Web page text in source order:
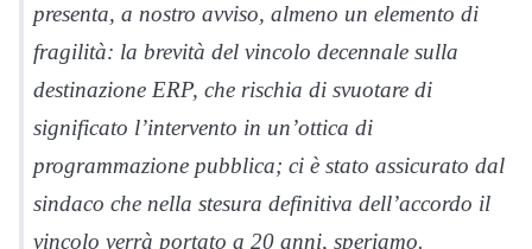
presenta, a nostro avviso, almeno un elemento di
fragilità: la brevità del vincolo decennale sulla
destinazione ERP, che rischia di svuotare di
significato l’intervento in un’ottica di
programmazione pubblica; ci è stato assicurato dal
sindaco che nella stesura definitiva dell’accordo il
vincolo verrà portato a 20 anni, speriamo.